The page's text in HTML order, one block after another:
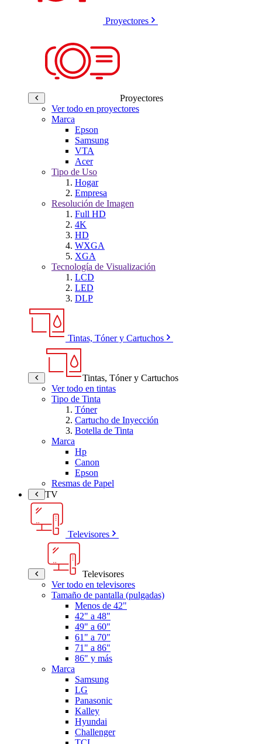
Proyectores
Proyectores
Ver todo en proyectores
Marca
Epson
Samsung
VTA
Acer
Tipo de Uso
Hogar
Empresa
Resolución de Imagen
Full HD
4K
HD
WXGA
XGA
Tecnología de Visualización
LCD
LED
DLP
Tintas, Tóner y Cartuchos
Tintas, Tóner y Cartuchos
Ver todo en tintas
Tipo de Tinta
Tóner
Cartucho de Inyección
Botella de Tinta
Marca
Hp
Canon
Epson
Resmas de Papel
TV
Televisores
Televisores
Ver todo en televisores
Tamaño de pantalla (pulgadas)
Menos de 42"
42" a 48"
49" a 60"
61" a 70"
71" a 86"
86" y más
Marca
Samsung
LG
Panasonic
Kalley
Hyundai
Challenger